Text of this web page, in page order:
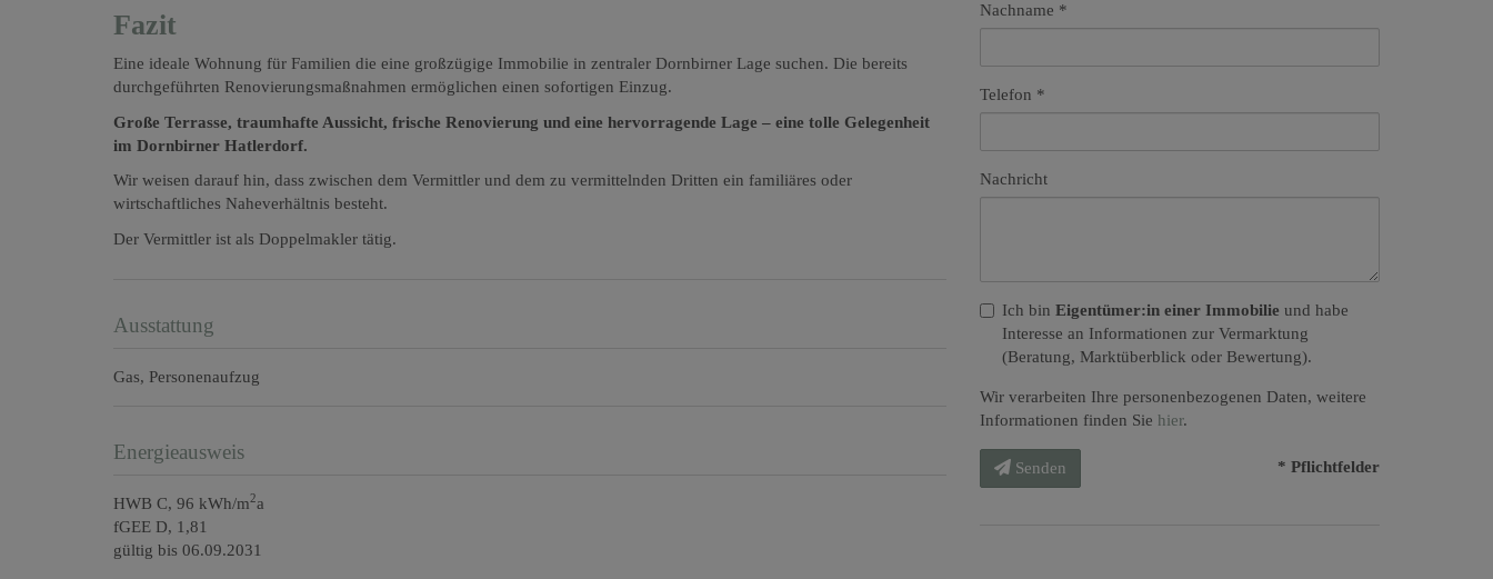
Fazit
Eine ideale Wohnung für Familien die eine großzügige Immobilie in zentraler Dornbirner Lage suchen. Die bereits
durchgeführten Renovierungsmaßnahmen ermöglichen einen sofortigen Einzug.
Große Terrasse, traumhafte Aussicht, frische Renovierung und eine hervorragende Lage – eine tolle Gelegenheit
im Dornbirner Hatlerdorf.
Wir weisen darauf hin, dass zwischen dem Vermittler und dem zu vermittelnden Dritten ein familiäres oder
wirtschaftliches Naheverhältnis besteht.
Der Vermittler ist als Doppelmakler tätig.
Ausstattung
Gas Personenaufzug
Energieausweis
HWB C, 96 kWh/m2a
fGEE D, 1,81
gültig bis 06.09.2031
Nachname
Telefon
Nachricht
Ich bin Eigentümer:in einer Immobilie und habe
Interesse an Informationen zur Vermarktung
(Beratung, Marktüberblick oder Bewertung).
Wir verarbeiten Ihre personenbezogenen Daten, weitere
Informationen finden Sie hier.
Senden * Pflichtfelder